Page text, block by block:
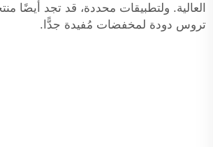
العالية. ولتطبيقات محددة، قد تجد أيضًا
تروس دودة لمخفضات مُفيدة جدًّا.